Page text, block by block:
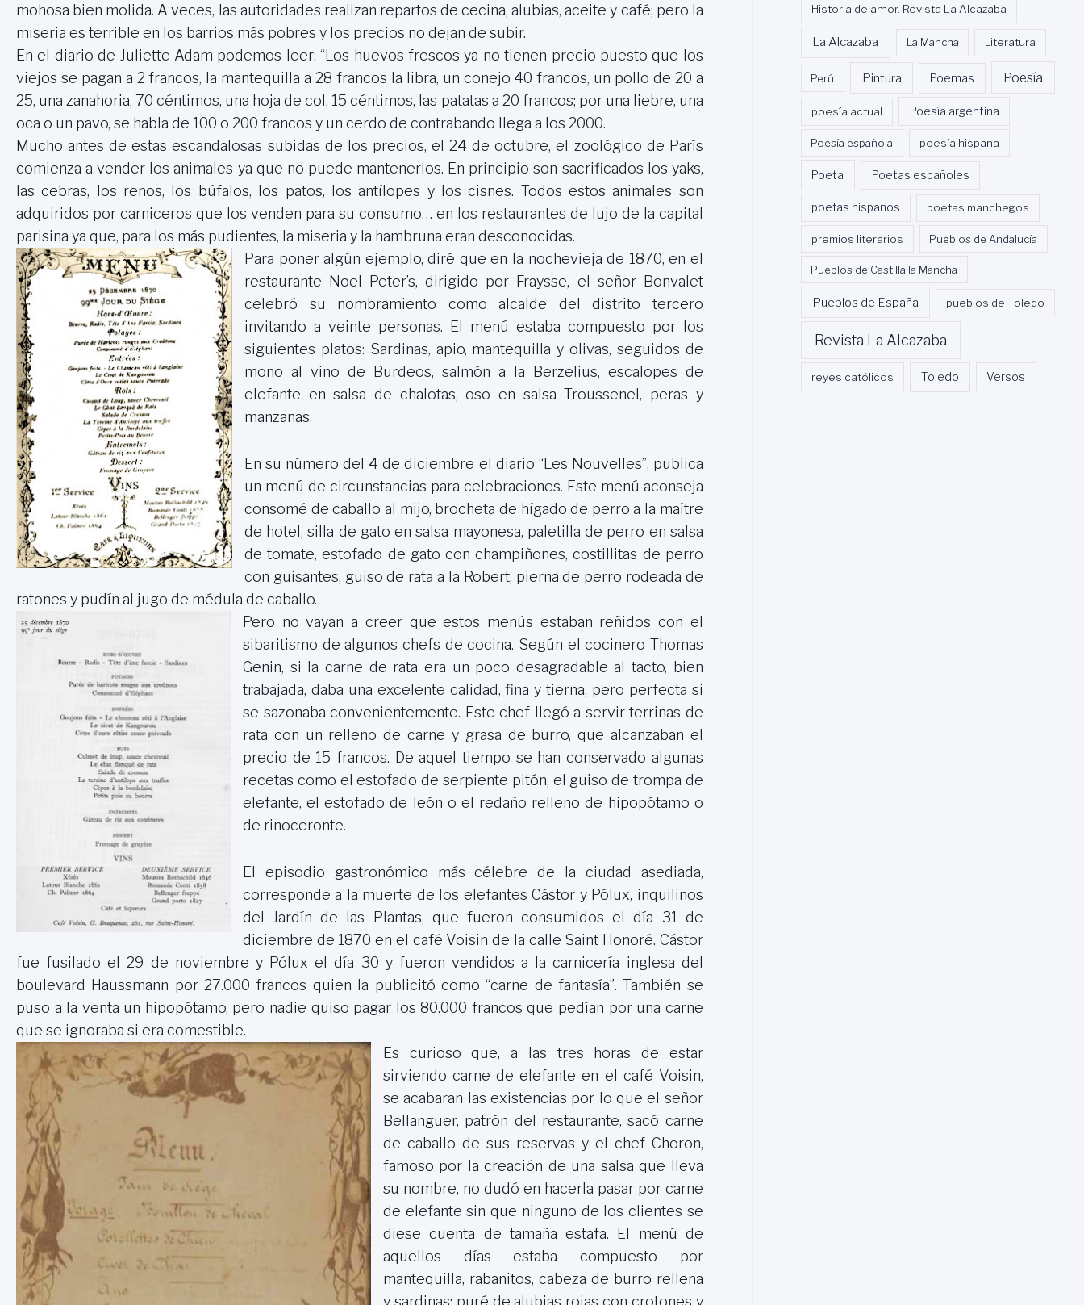
mohosa bien molida. A veces, las autoridades realizan repartos de cecina, alubias, aceite y café; pero la
miseria es terrible en los barrios más pobres y los precios no dejan de subir.
En el diario de Juliette Adam podemos leer: “Los huevos frescos ya no tienen precio puesto que los
viejos se pagan a 2 francos, la mantequilla a 28 francos la libra, un conejo 40 francos, un pollo de 20 a
25, una zanahoria, 70 céntimos, una hoja de col, 15 céntimos, las patatas a 20 francos; por una liebre, una
oca o un pavo, se habla de 100 o 200 francos y un cerdo de contrabando llega a los 2000.
Mucho antes de estas escandalosas subidas de los precios, el 24 de octubre, el zoológico de París
comienza a vender los animales ya que no puede mantenerlos. En principio son sacrificados los yaks,
las cebras, los renos, los búfalos, los patos, los antílopes y los cisnes. Todos estos animales son
adquiridos por carniceros que los venden para su consumo… en los restaurantes de lujo de la capital
parisina ya que, para los más pudientes, la miseria y la hambruna eran desconocidas.
Para poner algún ejemplo, diré que en la nochevieja de 1870, en el
restaurante Noel Peter’s, dirigido por Fraysse, el señor Bonvalet
celebró su nombramiento como alcalde del distrito tercero
invitando a veinte personas. El menú estaba compuesto por los
siguientes platos: Sardinas, apio, mantequilla y olivas, seguidos de
mono al vino de Burdeos, salmón a la Berzelius, escalopes de
elefante en salsa de chalotas, oso en salsa Troussenel, peras y
manzanas.
En su número del 4 de diciembre el diario “Les Nouvelles”, publica
un menú de circunstancias para celebraciones. Este menú aconseja
consomé de caballo al mijo, brocheta de hígado de perro a la maître
de hotel, silla de gato en salsa mayonesa, paletilla de perro en salsa
de tomate, estofado de gato con champiñones, costillitas de perro
con guisantes, guiso de rata a la Robert, pierna de perro rodeada de
ratones y pudín al jugo de médula de caballo.
Pero no vayan a creer que estos menús estaban reñidos con el
sibaritismo de algunos chefs de cocina. Según el cocinero Thomas
Genin, si la carne de rata era un poco desagradable al tacto, bien
trabajada, daba una excelente calidad, fina y tierna, pero perfecta si
se sazonaba convenientemente. Este chef llegó a servir terrinas de
rata con un relleno de carne y grasa de burro, que alcanzaban el
precio de 15 francos. De aquel tiempo se han conservado algunas
recetas como el estofado de serpiente pitón, el guiso de trompa de
elefante, el estofado de león o el redaño relleno de hipopótamo o
de rinoceronte.
El episodio gastronómico más célebre de la ciudad asediada,
corresponde a la muerte de los elefantes Cástor y Pólux, inquilinos
del Jardín de las Plantas, que fueron consumidos el día 31 de
diciembre de 1870 en el café Voisin de la calle Saint Honoré. Cástor
fue fusilado el 29 de noviembre y Pólux el día 30 y fueron vendidos a la carnicería inglesa del
boulevard Haussmann por 27.000 francos quien la publicitó como “carne de fantasía”. También se
puso a la venta un hipopótamo, pero nadie quiso pagar los 80.000 francos que pedían por una carne
que se ignoraba si era comestible.
Es curioso que, a las tres horas de estar
sirviendo carne de elefante en el café Voisin,
se acabaran las existencias por lo que el señor
Bellanguer, patrón del restaurante, sacó carne
de caballo de sus reservas y el chef Choron,
famoso por la creación de una salsa que lleva
su nombre, no dudó en hacerla pasar por carne
de elefante sin que ninguno de los clientes se
diese cuenta de tamaña estafa. El menú de
aquellos días estaba compuesto por
mantequilla, rabanitos, cabeza de burro rellena
y sardinas; puré de alubias rojas con crotones y
Historia de amor. Revista La Alcazaba
La Alcazaba La Mancha Literatura
Perú Pintura Poemas Poesía
poesía actual Poesía argentina
Poesía española poesía hispana
Poeta Poetas españoles
poetas hispanos poetas manchegos
premios literarios Pueblos de Andalucía
Pueblos de Castilla la Mancha
Pueblos de España pueblos de Toledo
Revista La Alcazaba
reyes católicos Toledo Versos